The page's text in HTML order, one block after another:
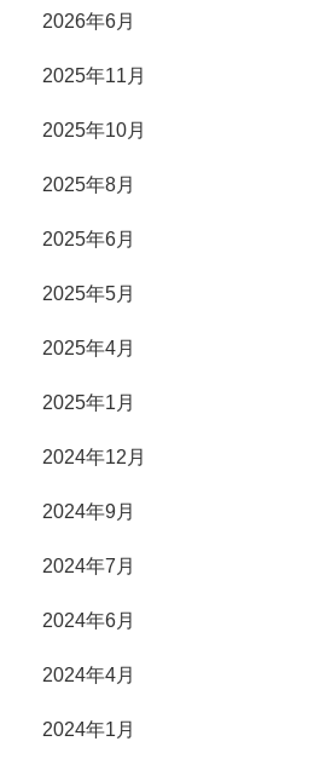
2026年6月
2025年11月
2025年10月
2025年8月
2025年6月
2025年5月
2025年4月
2025年1月
2024年12月
2024年9月
2024年7月
2024年6月
2024年4月
2024年1月